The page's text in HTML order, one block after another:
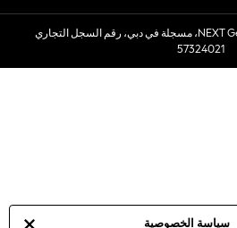
سياسة الخصوصية
© 2026 NEXT General Trading FZE، مسجلة في دبي، رقم السجل التجاري
57324021